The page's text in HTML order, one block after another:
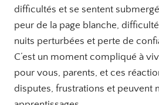
difficultés et se sentent
peur de la page blanche,
nuits perturbées et perte de
C’est un moment compliqué à
pour vous, parents, et ces
disputes, frustrations et peuvent